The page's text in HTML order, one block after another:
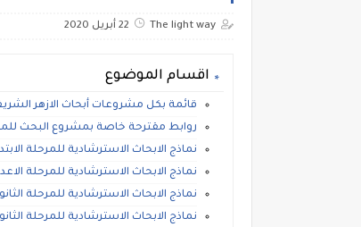
The light way 22 أبريل 2020
اقسام الموضوع
قائمة بكل مشروعات أبحاث الازهر الشريف
روابط مقترحة خاصة بمشروع البحث
نماذج الابحاث الاسترشادية للمرحلة
نماذج الابحاث الاسترشادية للمرحلة
نماذج الابحاث الاسترشادية للمرحلة
نماذج الابحاث الاسترشادية للمرحلة